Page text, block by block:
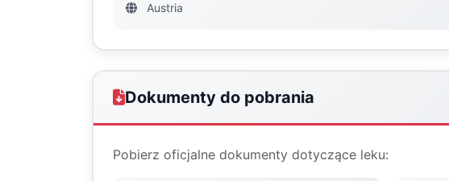
Austria
Dokumenty do pobrania
Pobierz oficjalne dokumenty dotyczące leku: